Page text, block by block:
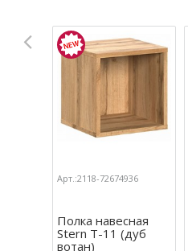
Арт.:2118-72674936
Полка навесная
Stern Т-11 (дуб
вотан)